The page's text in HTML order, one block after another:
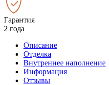
Гарантия
2 года
Описание
Отделка
Внутреннее наполнение
Информация
Отзывы